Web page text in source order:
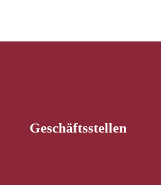
Geschäftsstellen